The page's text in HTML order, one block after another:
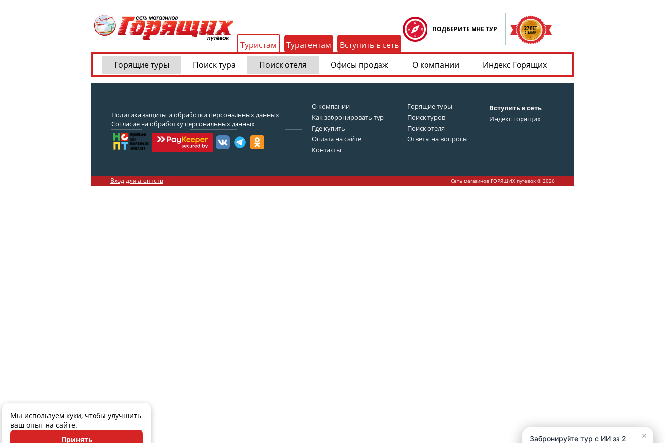
ПОДБЕРИТЕ МНЕ ТУР
Туристам Турагентам
Вступить в сеть
Горящие туры
Поиск тура Поиск отеля Офисы продаж О компании Индекс Горящих
Политика защиты и обработки персональных данных
Согласие на обработку персональных данных
О компании
Как забронировать тур
Где купить
Оплата на сайте
Контакты
Горящие туры
Поиск туров
Поиск отеля
Ответы на вопросы
Вступить в сеть
Индекс горящих
Вход для агентств Сеть магазинов ГОРЯЩИХ путевок © 2026
Мы используем куки, чтобы улучшить
ваш опыт на сайте.
Принять
×
Забронируйте тур с ИИ за 2 ×
Забронируйте тур с ИИ за 2